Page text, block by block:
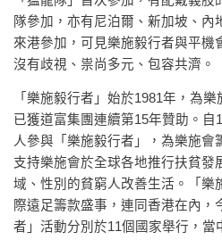
隊參加，亦有尼泊爾、新加坡、內
來港參加，可見樂施毅行者與平機
沒有歧視、祟尚多元、包容共濟。
「樂施毅行者」始於1981年，為
已獲道富集團連續第15年贊助。自
人參與「樂施毅行者」，為樂施會
支持樂施會於全球各地推行扶貧發
域、性別的貧窮人改善生活。「樂
際遠足籌款盛事，連同香港在內，
者」活動分別於11個國家舉行，當